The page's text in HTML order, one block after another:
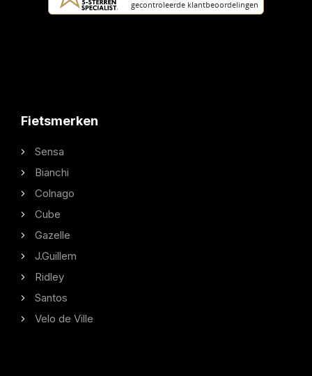
Fietsmerken
Sensa
Bianchi
Colnago
Cube
Gazelle
J.Guillem
Ridley
Santos
Velo de Ville